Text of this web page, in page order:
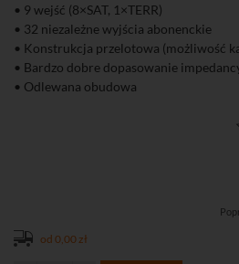
• 9 wejść (8×SAT, 1×TERR)
• 32 niezależne wyjścia abonenckie
• Konstrukcja przelotowa (możliwość
• Bardzo dobre dopasowanie
• Odlewana obudowa
• Sygnalizacja LED na wyjściach
• Zastosowanie w zbiorczych
• Zgodność z Rozporządzeniem
• 4 lata gwarancji potwierdzające
od 0,00 zł